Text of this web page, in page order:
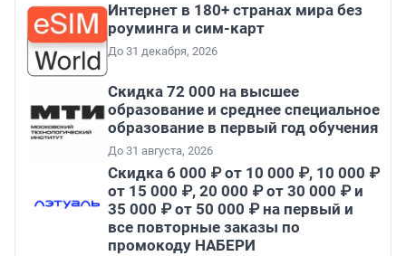
Интернет в 180+ странах мира без
роуминга и сим-карт
До 31 декабря, 2026
Скидка 72 000 на высшее
образование и среднее специальное
образование в первый год обучения
До 31 августа, 2026
Скидка 6 000 ₽ от 10 000 ₽, 10 000 ₽
от 15 000 ₽, 20 000 ₽ от 30 000 ₽ и
35 000 ₽ от 50 000 ₽ на первый и
все повторные заказы по
промокоду НАБЕРИ